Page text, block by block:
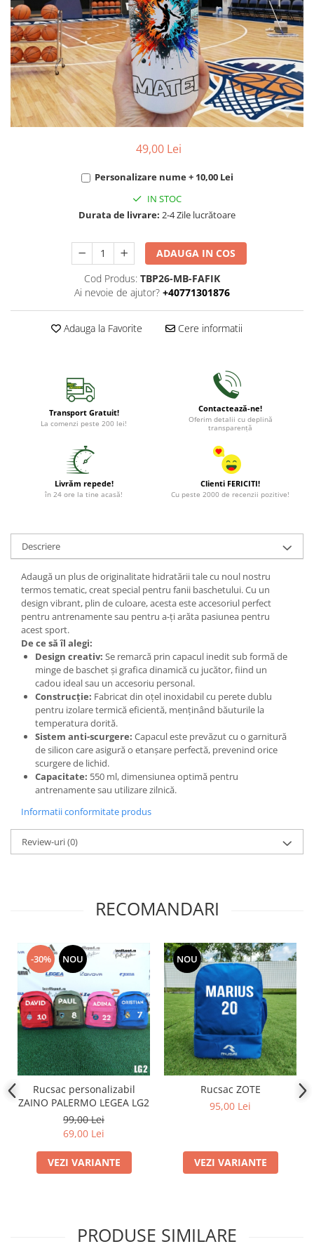
Bidoane si termosuri sportive
Sepci
Trofee
49,00 Lei
Personalizare nume + 10,00 Lei
IN STOC
Durata de livrare: 2-4 Zile lucrătoare
ADAUGA IN COS
Cod Produs: TBP26-MB-FAFIK
Ai nevoie de ajutor? +40771301876
Adauga la Favorite Cere informatii
Transport Gratuit!
La comenzi peste 200 lei!
Contactează-ne!
Oferim detalii cu deplină
transparență
Livrăm repede!
în 24 ore la tine acasă!
Clienti FERICITI!
Cu peste 2000 de recenzii pozitive!
Descriere
Adaugă un plus de originalitate hidratării tale cu noul nostru
termos tematic, creat special pentru fanii baschetului. Cu un
design vibrant, plin de culoare, acesta este accesoriul perfect
pentru antrenamente sau pentru a-ți arăta pasiunea pentru
acest sport.
De ce să îl alegi:
Design creativ: Se remarcă prin capacul inedit sub formă de
minge de baschet și grafica dinamică cu jucător, fiind un
cadou ideal sau un accesoriu personal.
Construcție: Fabricat din oțel inoxidabil cu perete dublu
pentru izolare termică eficientă, menținând băuturile la
temperatura dorită.
Sistem anti-scurgere: Capacul este prevăzut cu o garnitură
de silicon care asigură o etanșare perfectă, prevenind orice
scurgere de lichid.
Capacitate: 550 ml, dimensiunea optimă pentru
antrenamente sau utilizare zilnică.
Informatii conformitate produs
Review-uri(0)
RECOMANDARI
-30% NOU
Rucsac personalizabil
ZAINO PALERMO LEGEA LG2
99,00 Lei
69,00 Lei
VEZI VARIANTE
NOU
Rucsac ZOTE
95,00 Lei
VEZI VARIANTE
PRODUSE SIMILARE